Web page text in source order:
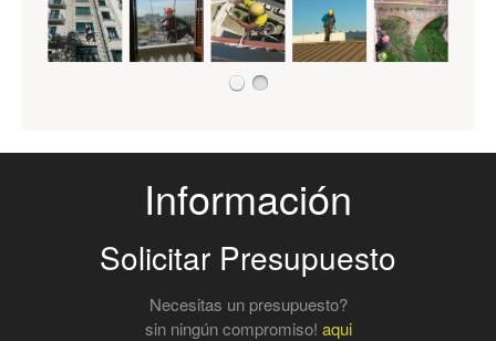
Información
Solicitar Presupuesto
Necesitas un presupuesto?
sin ningún compromiso! aqui